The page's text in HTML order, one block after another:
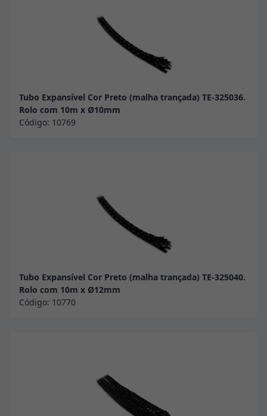
Tubo Expansível Cor Preto (malha trançada) TE-325036.
Rolo com 10m x Ø10mm
Código: 10769
Tubo Expansível Cor Preto (malha trançada) TE-325040.
Rolo com 10m x Ø12mm
Código: 10770